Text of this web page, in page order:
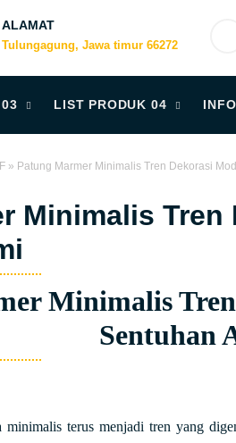
ALAMAT
Tulungagung, Jawa timur 66272
LIST PRODUK 04
» Patung Marmer Minimalis Tren Dekorasi
Minimalis
Minimalis
Sentuhan
terus menjadi tren yang